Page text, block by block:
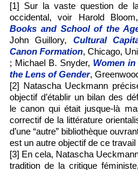
[1] Sur la vaste question de
occidental, voir Harold
Books and School of the
John Guillory, Cultural
Canon Formation, Chicago,
; Michael B. Snyder, Women
the Lens of Gender,
[2] Natascha Ueckmann
objectif d’établir un bilan des
le canon qui était jusque-là
correctif de la littérature
d’une “autre” bibliothèque
est un autre objectif de ce travail
[3] En cela, Natascha
tradition de la critique